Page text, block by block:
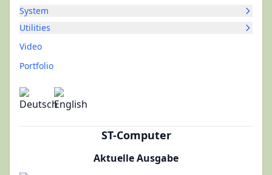
System
Utilities
Video
Portfolio
ST-Computer
Aktuelle Ausgabe